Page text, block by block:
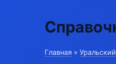
Главная »